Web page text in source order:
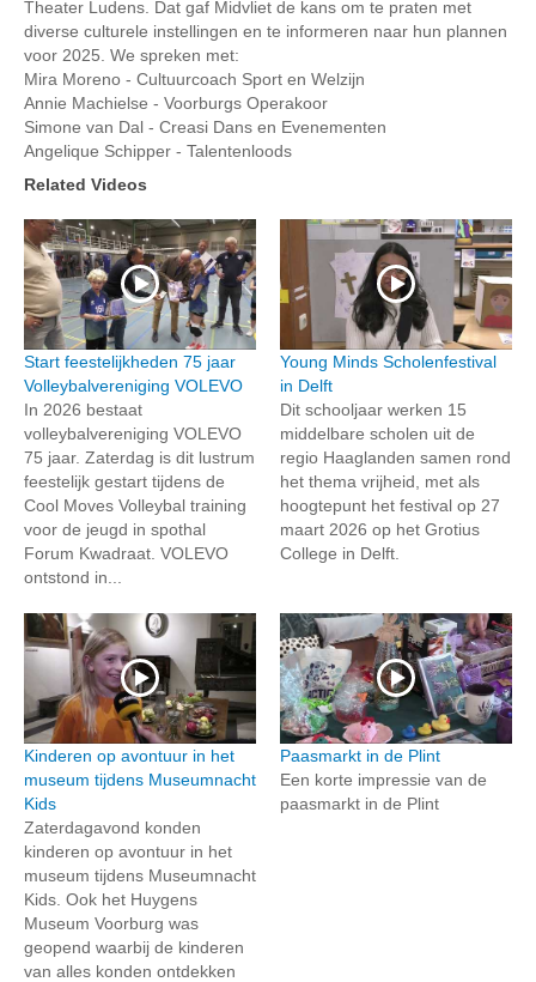
Theater Ludens. Dat gaf Midvliet de kans om te praten met
diverse culturele instellingen en te informeren naar hun plannen
voor 2025. We spreken met:
Mira Moreno - Cultuurcoach Sport en Welzijn
Annie Machielse - Voorburgs Operakoor
Simone van Dal - Creasi Dans en Evenementen
Angelique Schipper - Talentenloods
Related Videos
Start feestelijkheden 75 jaar
Volleybalvereniging VOLEVO
In 2026 bestaat
volleybalvereniging VOLEVO
75 jaar. Zaterdag is dit lustrum
feestelijk gestart tijdens de
Cool Moves Volleybal training
voor de jeugd in spothal
Forum Kwadraat. VOLEVO
ontstond in...
Young Minds Scholenfestival
in Delft
Dit schooljaar werken 15
middelbare scholen uit de
regio Haaglanden samen rond
het thema vrijheid, met als
hoogtepunt het festival op 27
maart 2026 op het Grotius
College in Delft.
Kinderen op avontuur in het
museum tijdens Museumnacht
Kids
Zaterdagavond konden
kinderen op avontuur in het
museum tijdens Museumnacht
Kids. Ook het Huygens
Museum Voorburg was
geopend waarbij de kinderen
van alles konden ontdekken
Paasmarkt in de Plint
Een korte impressie van de
paasmarkt in de Plint